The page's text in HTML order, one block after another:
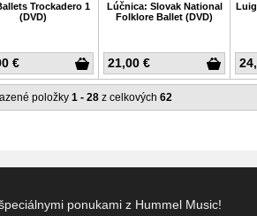
€
Trockadero 1
(DVD)
21,00 €
Lúčnica: Slovak National
Folklore Ballet (DVD)
položky 1 - 28 z celkových 62
ponukami z Hummel Music!